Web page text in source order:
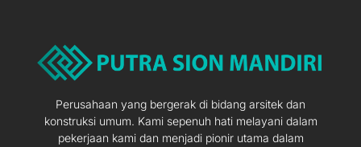
Perusahaan yang bergerak di bidang arsitek dan
konstruksi umum. Kami sepenuh hati melayani dalam
pekerjaan kami dan menjadi pionir utama dalam